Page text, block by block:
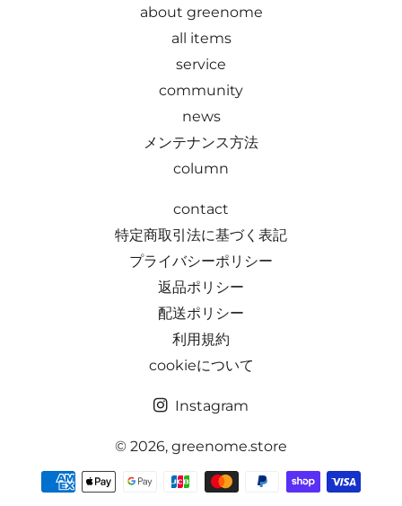
about greenome
all items
service
community
news
メンテナンス方法
column
contact
特定商取引法に基づく表記
プライバシーポリシー
返品ポリシー
配送ポリシー
利用規約
cookieについて
Instagram
© 2026, greenome.store
決